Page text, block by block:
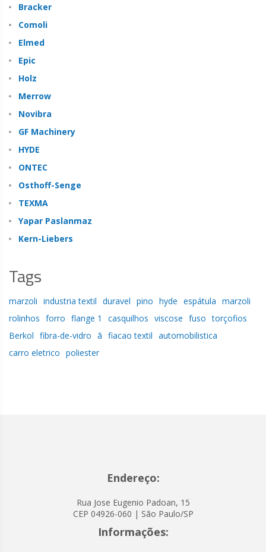
Bracker
Comoli
Elmed
Epic
Holz
Merrow
Novibra
GF Machinery
HYDE
ONTEC
Osthoff-Senge
TEXMA
Yapar Paslanmaz
Kern-Liebers
Tags
marzoli industria textil duravel pino hyde espátula marzoli
rolinhos forro flange 1 casquilhos viscose fuso torçofios
Berkol fibra-de-vidro ã fiacao textil automobilistica
carro eletrico poliester
Endereço:
Rua Jose Eugenio Padoan, 15
CEP 04926-060 | São Paulo/SP
Informações: